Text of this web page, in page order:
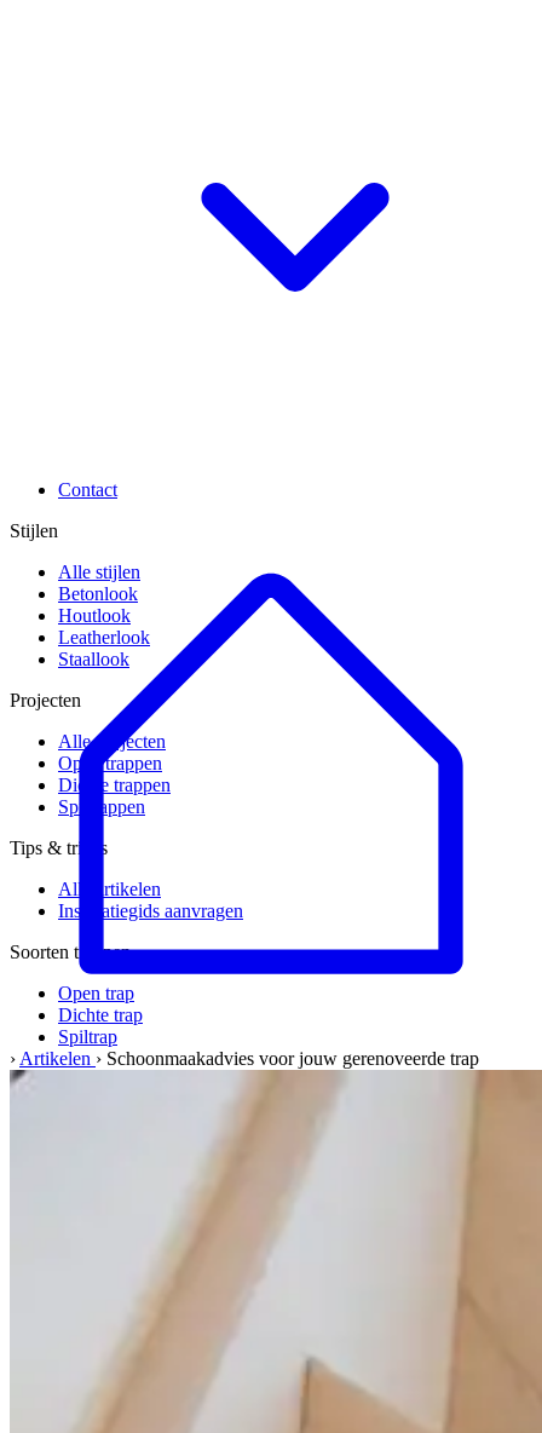
Contact
Stijlen
Alle stijlen
Betonlook
Houtlook
Leatherlook
Staallook
Projecten
Alle projecten
Open trappen
Dichte trappen
Spiltrappen
Tips & tricks
Alle artikelen
Inspiratiegids aanvragen
Soorten trappen
Open trap
Dichte trap
Spiltrap
Meer informatie
› Artikelen › Schoonmaakadvies voor jouw gerenoveerde trap